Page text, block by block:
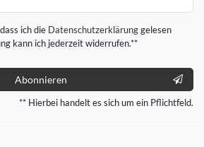
ich die Daten­schutz­erklärunggelesen
kann ich jederzeit widerrufen.**
Abonnieren
** Hierbei handelt es sich um ein Pflichtfeld.